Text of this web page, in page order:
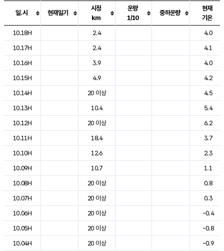
도시별 기상실황표로 지점, 날씨, 기온, 강수, 바람, 기압등을 안내한 표입
일.시 현재일기
시정
km
운량
1/10
중하운량
현재
기온
10.18H
2.4
4.0
10.17H
2.4
4.1
10.16H
3.9
4.0
10.15H
4.9
4.2
10.14H
20 이상
4.5
10.13H
10.4
5.4
10.12H
20 이상
6.2
10.11H
18.4
3.7
10.10H
12.6
2.3
10.09H
10.7
1.1
10.08H
20 이상
0.8
10.07H
20 이상
0.3
10.06H
20 이상
-0.4
10.05H
20 이상
-0.8
10.04H
20 이상
-0.9